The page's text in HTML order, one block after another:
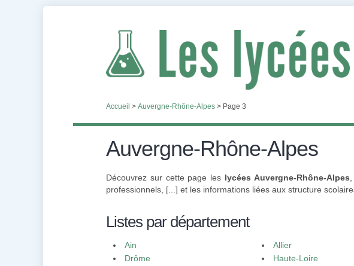
Accueil > Auvergne-Rhône-Alpes > Page 3
Auvergne-Rhône-Alpes
Découvrez sur cette page les lycées Auvergne-Rhône-Alpes
professionnels, [...] et les informations liées aux structure
Listes par département
Ain Allier
Drôme
Haute-Loire